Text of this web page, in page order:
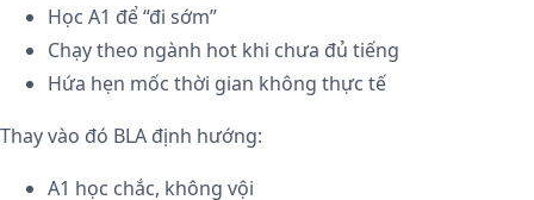
Học A1 để “đi sớm”
Chạy theo ngành hot khi chưa đủ tiếng
Hứa hẹn mốc thời gian không thực tế
Thay vào đó BLA định hướng:
A1 học chắc, không vội